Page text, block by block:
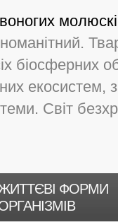
біосферних
екосистем,
Світ
ФОРМИ